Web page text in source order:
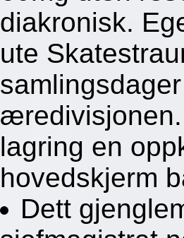
diakronisk.
ute
lagring en
hovedskjerm
Dett